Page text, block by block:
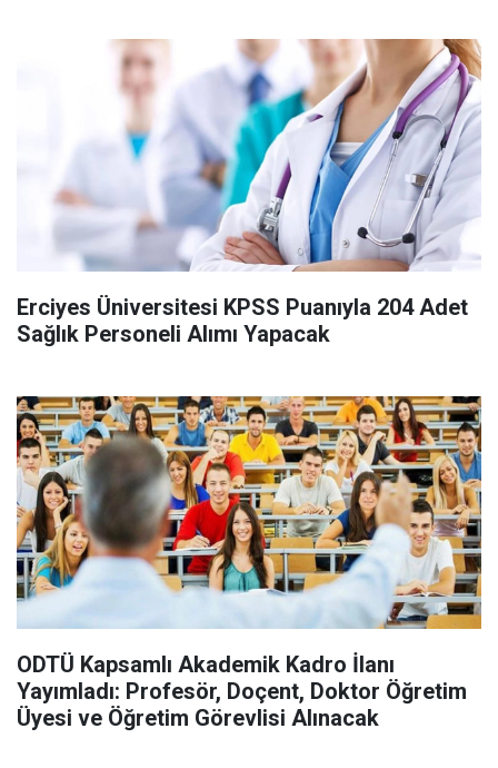
Erciyes Üniversitesi KPSS Puanıyla 204 Adet
Sağlık Personeli Alımı Yapacak
ODTÜ Kapsamlı Akademik Kadro İlanı
Yayımladı: Profesör, Doçent, Doktor Öğretim
Üyesi ve Öğretim Görevlisi Alınacak